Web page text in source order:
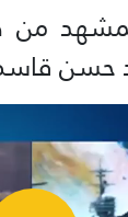
من
حسن